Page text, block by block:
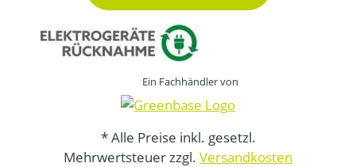
Ein Fachhändler von
* Alle Preise inkl. gesetzl.
Mehrwertsteuer zzgl. Versandkosten